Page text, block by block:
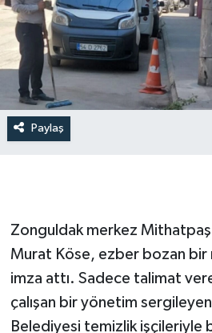
Paylaş
Zonguldak merkez
Murat Köse, ezber bozan bir
imza attı. Sadece talimat
çalışan bir yönetim
Belediyesi temizlik işçileriyle